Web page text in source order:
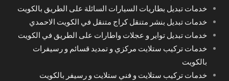
خدمات تبديل بطاريات السيارات السائلة على الطريق بالكويت
خدمات تبديل بنشر متنقل كراج متنقل في الكويت الاحمدي
خدمات تبديل تواير و عجلات واطارات على الطريق في الكويت
خدمات تركيب ستلايت مركزي و تمديد قسائم و رسيفرات
بالكويت
خدمات تركيب ستلايت و فني ستلايت و رسيفر بالكويت